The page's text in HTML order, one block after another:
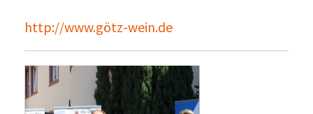
http://www.götz-wein.de